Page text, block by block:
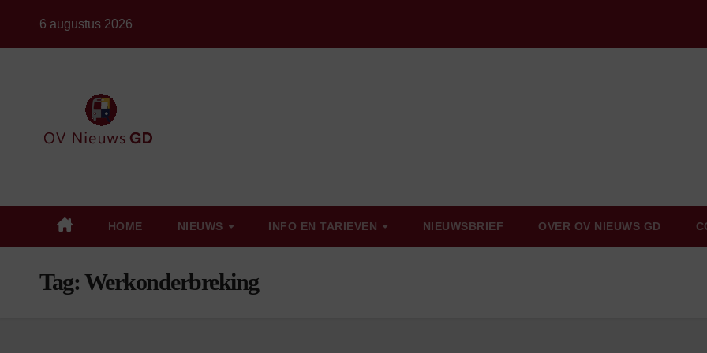
6 augustus 2026
HOME NIEUWS INFO EN TARIEVEN NIEUWSBRIEF OVER OV NIEUWS GD
Tag: Werkonderbreking